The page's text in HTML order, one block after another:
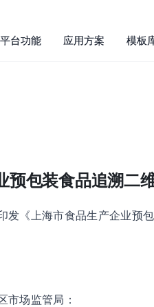
平台功能 应用方案 模板
预包装食品追溯二
发《上海市食品生产企业预
市场监管局：